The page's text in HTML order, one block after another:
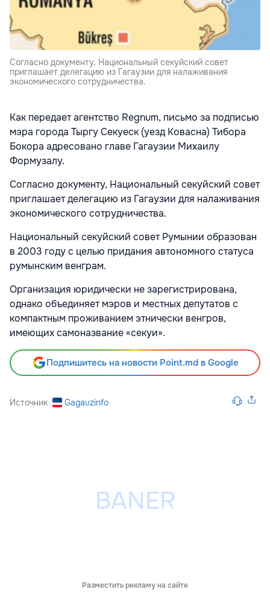
Согласно документу, Национальный секуйский совет
приглашает делегацию из Гагаузии для налаживания
экономического сотрудничества.
Как передает агентство Regnum, письмо за подписью
мэра города Тыргу Секуеск (уезд Ковасна) Тибора
Бокора адресовано главе Гагаузии Михаилу
Формузалу.
Согласно документу, Национальный секуйский совет
приглашает делегацию из Гагаузии для налаживания
экономического сотрудничества.
Национальный секуйский совет Румынии образован
в 2003 году с целью придания автономного статуса
румынским венграм.
Организация юридически не зарегистрирована,
однако объединяет мэров и местных депутатов с
компактным проживанием этнически венгров,
имеющих самоназвание «секуи».
Подпишитесь на новости Point.md в Google
Источник Gagauzinfo
Разместить рекламу на сайте